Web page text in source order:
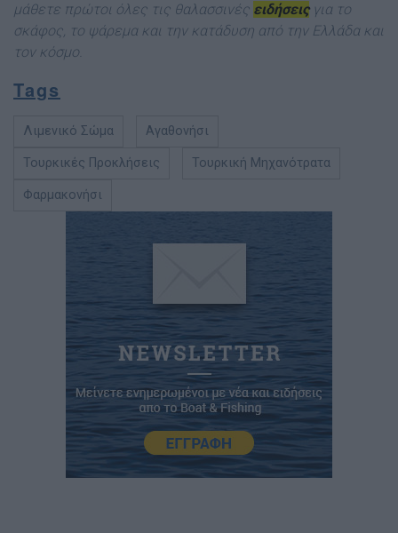
μάθετε πρώτοι όλες τις θαλασσινές ειδήσειςγια το
σκάφος, το ψάρεμα και την κατάδυση από την Ελλάδα και
τον κόσμο.
Tags
Λιμενικό Σώμα Αγαθονήσι
Τουρκικές Προκλήσεις Τουρκική Μηχανότρατα
Φαρμακονήσι